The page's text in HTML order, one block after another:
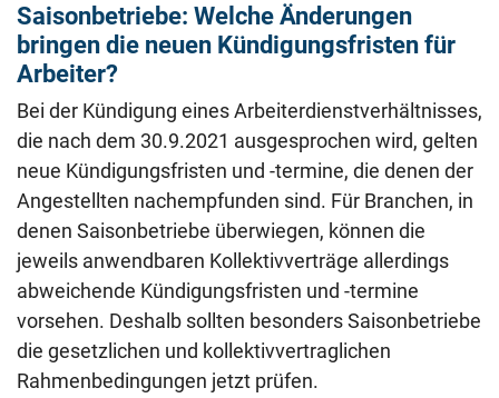
Saisonbetriebe: Welche Änderungen
bringen die neuen Kündigungsfristen für
Arbeiter?
Bei der Kündigung eines Arbeiterdienstverhältnisses,
die nach dem 30.9.2021 ausgesprochen wird, gelten
neue Kündigungsfristen und -termine, die denen der
Angestellten nachempfunden sind. Für Branchen, in
denen Saisonbetriebe überwiegen, können die
jeweils anwendbaren Kollektivverträge allerdings
abweichende Kündigungsfristen und -termine
vorsehen. Deshalb sollten besonders Saisonbetriebe
die gesetzlichen und kollektivvertraglichen
Rahmenbedingungen jetzt prüfen.